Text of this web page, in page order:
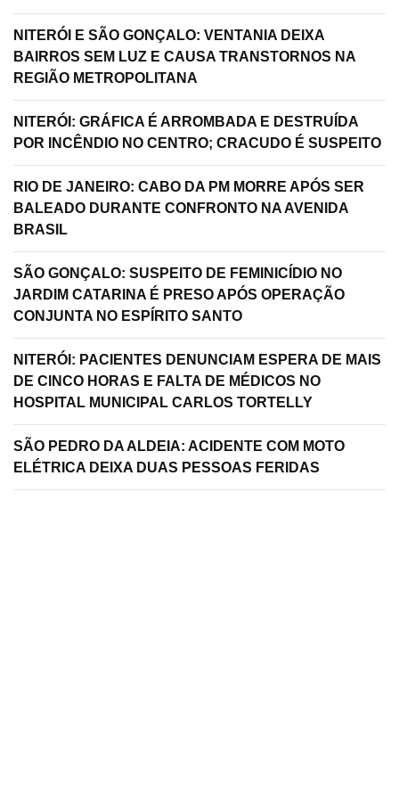
NITERÓI E SÃO GONÇALO: VENTANIA DEIXA
BAIRROS SEM LUZ E CAUSA TRANSTORNOS NA
REGIÃO METROPOLITANA
NITERÓI: GRÁFICA É ARROMBADA E DESTRUÍDA
POR INCÊNDIO NO CENTRO; CRACUDO É SUSPEITO
RIO DE JANEIRO: CABO DA PM MORRE APÓS SER
BALEADO DURANTE CONFRONTO NA AVENIDA
BRASIL
SÃO GONÇALO: SUSPEITO DE FEMINICÍDIO NO
JARDIM CATARINA É PRESO APÓS OPERAÇÃO
CONJUNTA NO ESPÍRITO SANTO
NITERÓI: PACIENTES DENUNCIAM ESPERA DE MAIS
DE CINCO HORAS E FALTA DE MÉDICOS NO
HOSPITAL MUNICIPAL CARLOS TORTELLY
SÃO PEDRO DA ALDEIA: ACIDENTE COM MOTO
ELÉTRICA DEIXA DUAS PESSOAS FERIDAS